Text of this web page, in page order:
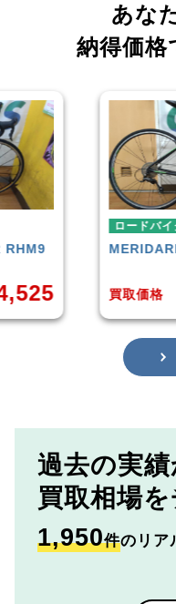
あな
納得価格
ロードバイク
MERIDA
買取価格
過去の実績
買取相場
1,950件のリア